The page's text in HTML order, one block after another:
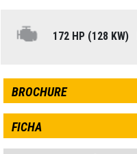
172 HP (128 KW)
BROCHURE
FICHA